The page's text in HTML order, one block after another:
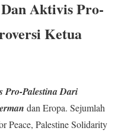
Aktivis Pro-
Ketua
Pro-Palestina Dari
dan Eropa. Sejumlah
Peace, Palestine Solidarity